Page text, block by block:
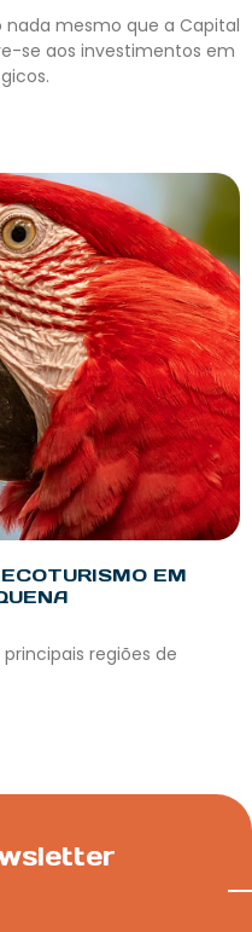
nada mesmo que a Capital
se aos investimentos em
EM
regiões de